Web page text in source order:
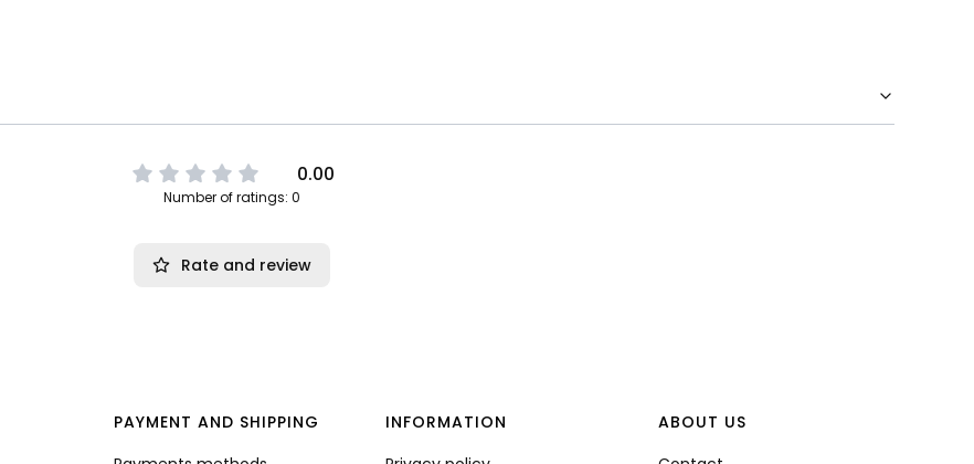
0.00
Number of ratings: 0
Rate and review
PAYMENT AND SHIPPING
INFORMATION
ABOUT US